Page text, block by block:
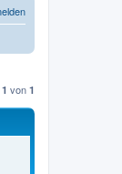
1 von 1